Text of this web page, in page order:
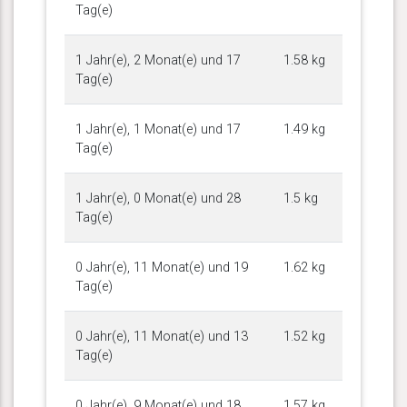
Tag(e)
1 Jahr(e), 2 Monat(e) und 17
Tag(e)
1.58 kg
1 Jahr(e), 1 Monat(e) und 17
Tag(e)
1.49 kg
1 Jahr(e), 0 Monat(e) und 28
Tag(e)
1.5 kg
0 Jahr(e), 11 Monat(e) und 19
Tag(e)
1.62 kg
0 Jahr(e), 11 Monat(e) und 13
Tag(e)
1.52 kg